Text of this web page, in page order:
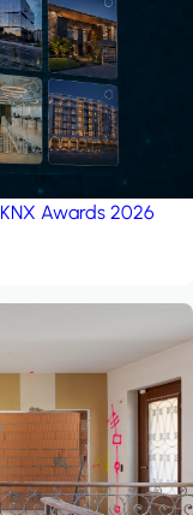
Awards 2026